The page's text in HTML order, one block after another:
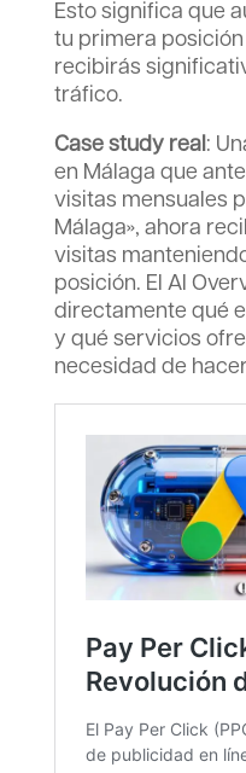
Esto significa que
tu primera posición
recibirás
tráfico.
Case study real :
en Málaga que
visitas mensuales
Málaga», ahora
visitas
posición. El AI
directamente qué
y qué servicios
necesidad de